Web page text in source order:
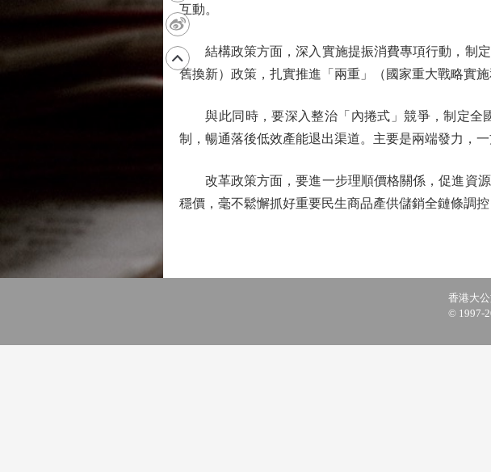
互動。
結構政策方面，深入實施提振消費專項行動，制定
舊換新）政策，扎實推進「兩重」（國家重大戰略實
與此同時，要深入整治「內捲式」競爭，制定全
制，暢通落後低效產能退出渠道。主要是兩端發力，
改革政策方面，要進一步理順價格關係，促進資源
穩價，毫不鬆懈抓好重要民生商品產供儲銷全鏈條調
香港大
© 1997-